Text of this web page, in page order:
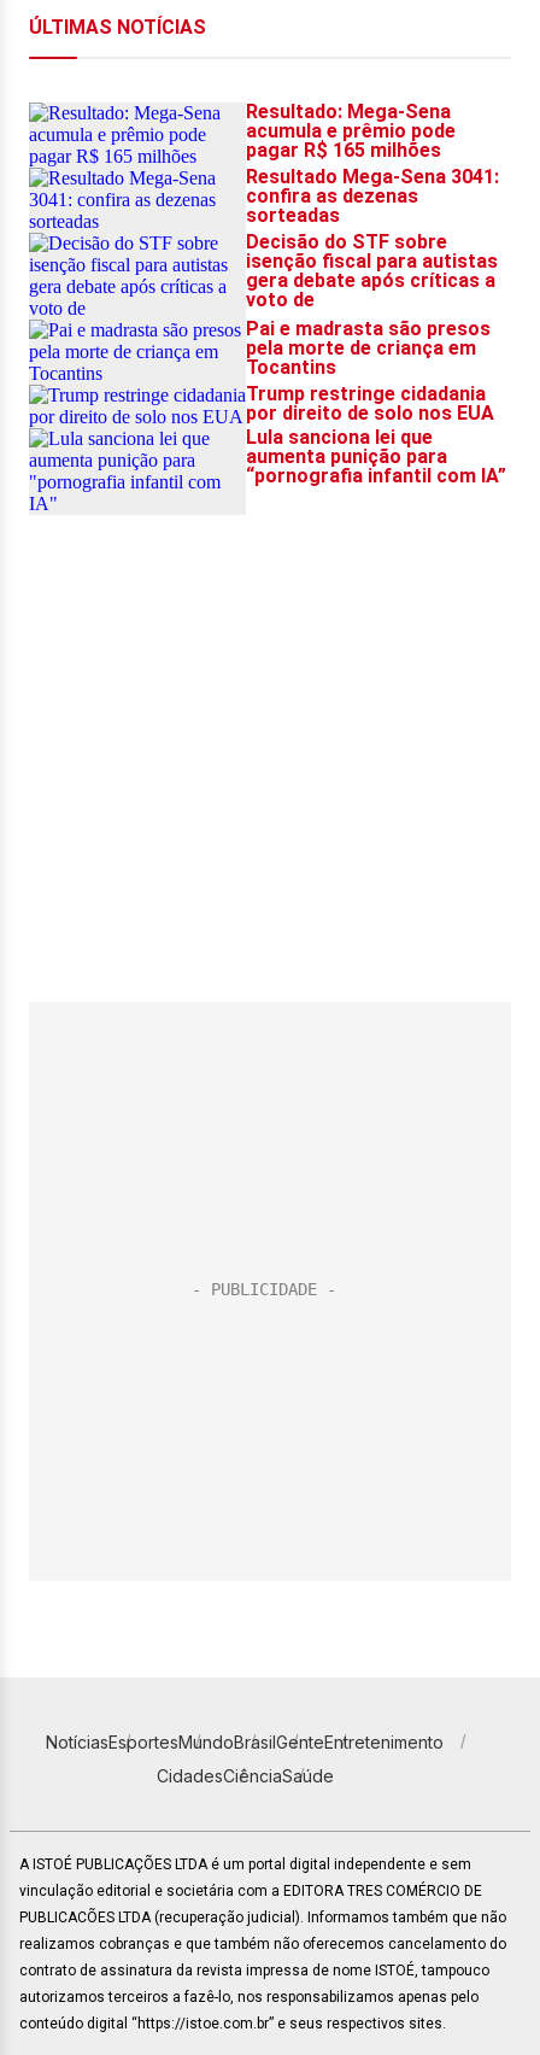
NotíciasEsportesMundoBrasilGenteEntretenimento
CidadesCiênciaSaúde
A ISTOÉ PUBLICAÇÕES LTDA é um portal digital independente e sem
vinculação editorial e societária com a EDITORA TRES COMÉRCIO DE
PUBLICACÕES LTDA (recuperação judicial). Informamos também que não
realizamos cobranças e que também não oferecemos cancelamento do
contrato de assinatura da revista impressa de nome ISTOÉ, tampouco
autorizamos terceiros a fazê-lo, nos responsabilizamos apenas pelo
conteúdo digital “https://istoe.com.br” e seus respectivos sites.